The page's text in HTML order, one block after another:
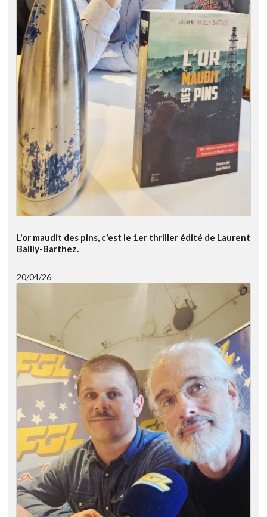
L'or maudit des pins, c'est le 1er thriller édité de Laurent
Bailly-Barthez.
20/04/26